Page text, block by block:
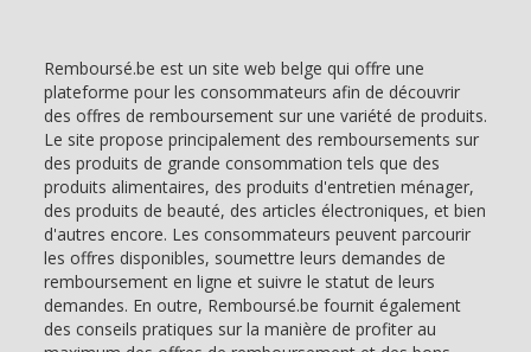
Remboursé.be est un site web belge qui offre une
plateforme pour les consommateurs afin de découvrir
des offres de remboursement sur une variété de produits.
Le site propose principalement des remboursements sur
des produits de grande consommation tels que des
produits alimentaires, des produits d'entretien ménager,
des produits de beauté, des articles électroniques, et bien
d'autres encore. Les consommateurs peuvent parcourir
les offres disponibles, soumettre leurs demandes de
remboursement en ligne et suivre le statut de leurs
demandes. En outre, Remboursé.be fournit également
des conseils pratiques sur la manière de profiter au